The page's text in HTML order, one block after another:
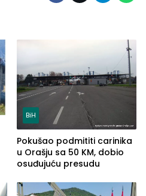
BiH
Pokušao podmititi carinika
u Orašju sa 50 KM, dobio
osuđujuću presudu